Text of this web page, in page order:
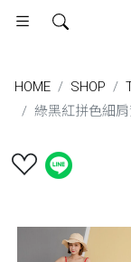
HOME SHOP
綠黑紅拼色細